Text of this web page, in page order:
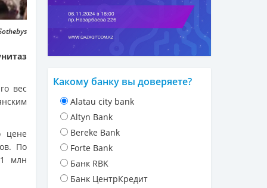
вес
цене
По
млн
Какому банку вы доверяете?
Alatau city bank
Altyn Bank
Bereke Bank
Forte Bank
Банк RBK
Банк ЦентрКредит